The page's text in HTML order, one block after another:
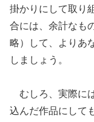
掛かりにして取り
合には、余計なも
略）して、よりあ
しましょう。
むしろ、実際に
込んだ作品にして